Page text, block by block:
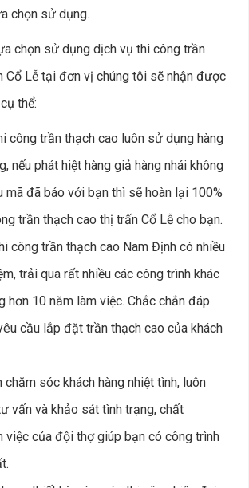
chọn sử dụng.
chọn sử dụng dịch vụ thi công trần
Cổ Lễ tại đơn vị chúng tôi sẽ nhận được
thể:
công trần thạch cao luôn sử dụng hàng
nếu phát hiệt hàng giả hàng nhái không
mã đã báo với bạn thì sẽ hoàn lại 100%
trần thạch cao thị trấn Cổ Lễ cho bạn.
công trần thạch cao Nam Định có nhiều
trải qua rất nhiều các công trình khác
hơn 10 năm làm việc. Chắc chắn đáp
cầu lắp đặt trần thạch cao của khách
chăm sóc khách hàng nhiệt tình, luôn
vấn và khảo sát tình trạng, chất
việc của đội thợ giúp bạn có công trình